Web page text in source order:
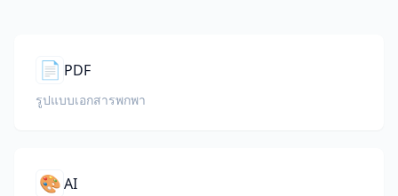
📄 PDF
รูปแบบเอกสารพกพา
🎨AI